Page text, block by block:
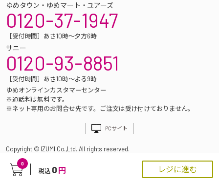
0
税込 0 円 レジに進む
ゆめタウン・ゆめマート・ユアーズ
0120-37-1947
［受付時間］あさ10時～夕方6時
サニー
0120-93-8851
［受付時間］あさ10時～よる9時
ゆめオンラインカスタマーセンター
※通話料は無料です。
※ネット専用のお問合せ先です。ご注文は受け付けておりません。
PCサイト
Copyright © IZUMI Co.,Ltd. All rights reserved.